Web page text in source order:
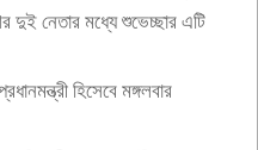
দুই নেতার মধ্যে শুভেচ্ছার এটি
হিসেবে মঙ্গলবার